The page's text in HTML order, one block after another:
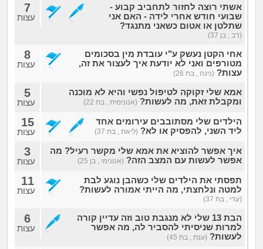
אשתי רוצה לחזור לתחביב קבוע -
שבועי חודש אחרי לידה - האם אני
שתלטן או אטום כשאני מתנגד?
(דב , בן 37)
7
עצות
אחי הקטן נעשק ע"י עובדת מין בסכומים
מטורפים ואני לא יודעת איך לעצור את זה,
עצות? (נינה , בת 26)
8
עצות
אמא שלי זקוקה לטיפול נפשי והיא לא מוכנה
ומקבלת זאת, מה לעשות? (אנונימית , בת 22)
5
עצות
הילדים שלי מסתובבים עירומים אחד
ליד השני, להפסיק או לא? (ליאת , בת 37)
15
עצות
איך אפשר להוציא את אמא שלי מקשר רעיל? מה
אפשר לעשות עם המצב הזה? (אנונימי , בן 25)
3
עצות
תפסתי את הילדים שלי כשהבן נוגע לבת
למטה ונלחצתי, מה הייתי אמורה לעשות?
(עדי , בת 37)
11
עצות
הבת 13 שלי לא מנגבת טוב וזה עדיין קורה
למרות שניסיתי להסביר לה, מה אפשר
לעשות? (ענת , בת 45)
6
עצות